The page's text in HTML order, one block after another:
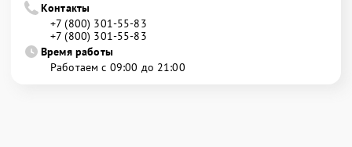
Контакты
+7 (800) 301-55-83
+7 (800) 301-55-83
Время работы
Работаем с 09:00 до 21:00